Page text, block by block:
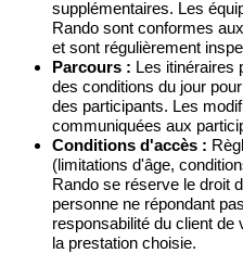
supplémentaires. Les
Rando sont conformes
et sont régulièrement
Parcours : Les itinéraires
des conditions du jour
des participants. Les
communiquées aux
Conditions d'accès :
(limitations d'âge,
Rando se réserve le droit
personne ne répondant
responsabilité du client de
la prestation choisie.